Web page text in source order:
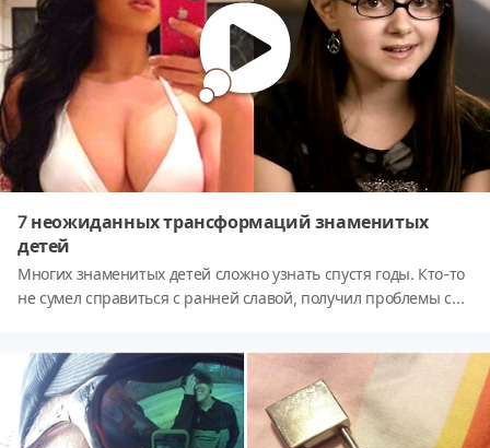
7 неожиданных трансформаций знаменитых
детей
Многих знаменитых детей сложно узнать спустя годы. Кто-то
не сумел справиться с ранней славой, получил проблемы с